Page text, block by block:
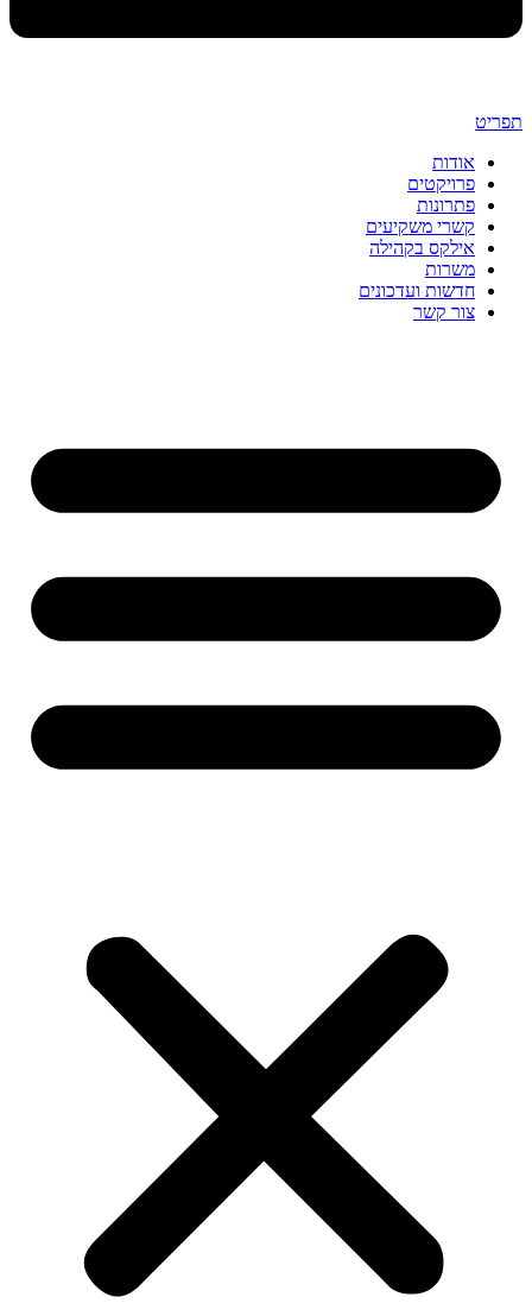
תפריט
אודות
פרויקטים
פתרונות
קשרי משקיעים
אילקס בקהילה
משרות
חדשות ועדכונים
צור קשר